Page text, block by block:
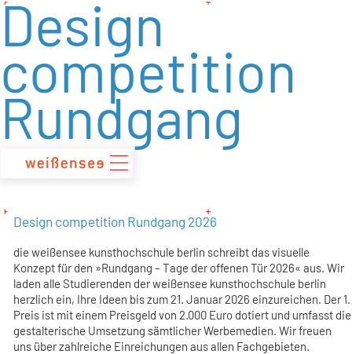
zum
Design
competition
Rundgang
Design competition Rundgang 2026
die weißensee kunsthochschule berlin schreibt das visuelle
Konzept für den »Rundgang – Tage der offenen Tür 2026« aus. Wir
laden alle Studierenden der weißensee kunsthochschule berlin
herzlich ein, Ihre Ideen bis zum 21. Januar 2026 einzureichen. Der 1.
Preis ist mit einem Preisgeld von 2.000 Euro dotiert und umfasst die
gestalterische Umsetzung sämtlicher Werbemedien. Wir freuen
uns über zahlreiche Einreichungen aus allen Fachgebieten.